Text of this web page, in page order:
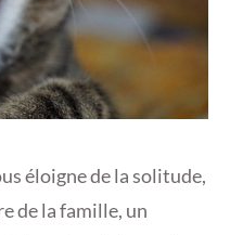
éloigne de la solitude,
de la famille, un